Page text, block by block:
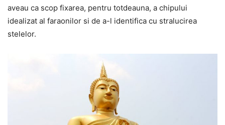
aveau ca scop fixarea, pentru totdeauna, a chipului
idealizat al faraonilor si de a-l identifica cu stralucirea
stelelor.